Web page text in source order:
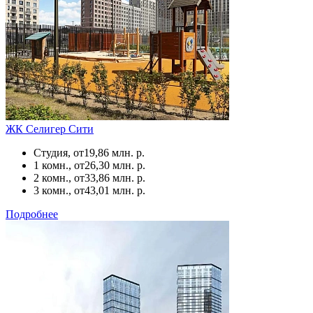
ЖК Селигер Сити
Студия, от19,86 млн. р.
1 комн., от26,30 млн. р.
2 комн., от33,86 млн. р.
3 комн., от43,01 млн. р.
Подробнее